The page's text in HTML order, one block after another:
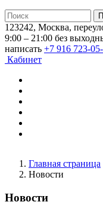
123242, Москва,
9:00 – 21:00 без
написать +7 916 723-
Кабинет
Главная страница
Новости
Новости